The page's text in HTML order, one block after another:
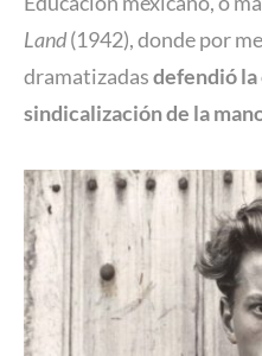
Land(1942), donde por
dramatizadasdefendió
sindicalización de la